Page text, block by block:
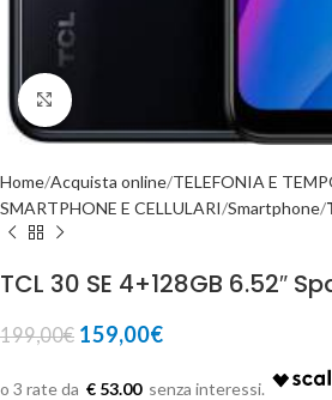
Click to enlarge
Home Acquista online TELEFONIA E
SMARTPHONE E CELLULARI Smartphone
TCL 30 SE 4+128GB 6.52″
199,00€ 159,00€
€ 53.00